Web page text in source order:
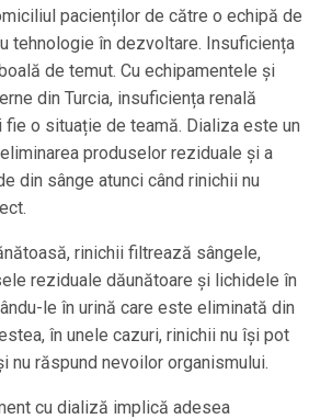
pacienților de către o echipă de
tehnologie în dezvoltare. Insuficiența
de temut. Cu echipamentele și
din Turcia, insuficiența renală
o situație de teamă. Dializa este un
produselor reziduale și a
din sânge atunci când rinichii nu
rinichii filtrează sângele,
reziduale dăunătoare și lichidele în
le în urină care este eliminată din
în unele cazuri, rinichii nu își pot
nu răspund nevoilor organismului.
cu dializă implică adesea